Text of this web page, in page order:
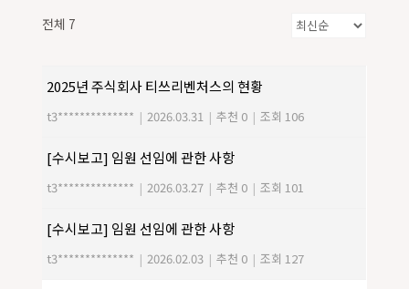
전체 7
2025년 주식회사 티쓰리벤처스의 현황
t3************** | 2026.03.31 | 추천 0 | 조회 106
[수시보고] 임원 선임에 관한 사항
t3************** | 2026.03.27 | 추천 0 | 조회 101
[수시보고] 임원 선임에 관한 사항
t3************** | 2026.02.03 | 추천 0 | 조회 127